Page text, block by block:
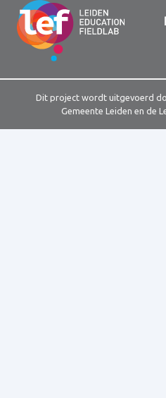
Dit project wordt uitgevoerd
Gemeente Leiden en de